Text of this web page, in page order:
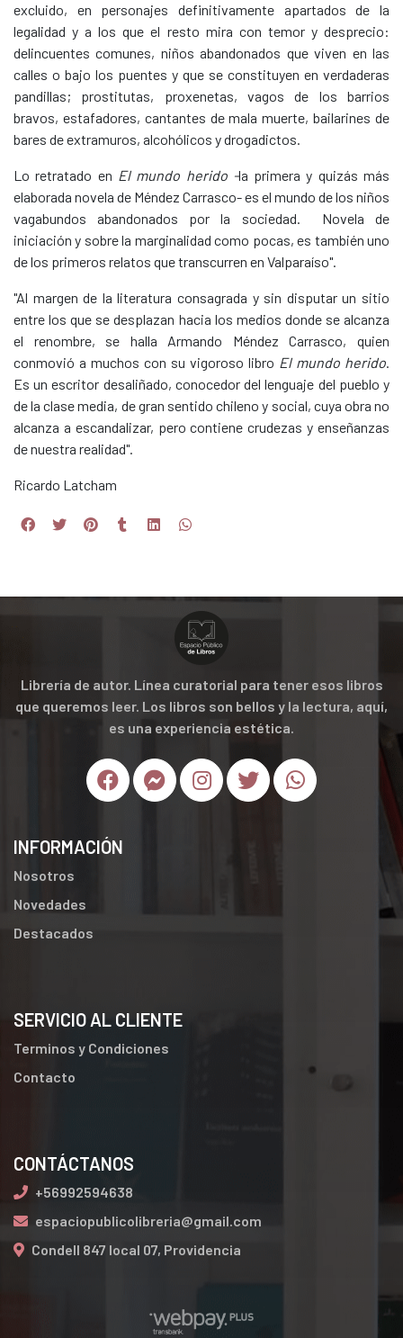
excluido, en personajes definitivamente apartados de la
legalidad y a los que el resto mira con temor y desprecio:
delincuentes comunes, niños abandonados que viven en las
calles o bajo los puentes y que se constituyen en verdaderas
pandillas; prostitutas, proxenetas, vagos de los barrios
bravos, estafadores, cantantes de mala muerte, bailarines de
bares de extramuros, alcohólicos y drogadictos.
Lo retratado en El mundo herido -la primera y quizás más
elaborada novela de Méndez Carrasco- es el mundo de los niños
vagabundos abandonados por la sociedad. Novela de
iniciación y sobre la marginalidad como pocas, es también uno
de los primeros relatos que transcurren en Valparaíso".
"Al margen de la literatura consagrada y sin disputar un sitio
entre los que se desplazan hacia los medios donde se alcanza
el renombre, se halla Armando Méndez Carrasco, quien
conmovió a muchos con su vigoroso libro El mundo herido.
Es un escritor desaliñado, conocedor del lenguaje del pueblo y
de la clase media, de gran sentido chileno y social, cuya obra no
alcanza a escandalizar, pero contiene crudezas y enseñanzas
de nuestra realidad".
Ricardo Latcham
Librería de autor. Línea curatorial para tener esos libros
que queremos leer. Los libros son bellos y la lectura, aquí,
es una experiencia estética.
INFORMACIÓN
Nosotros
Novedades
Destacados
SERVICIO AL CLIENTE
Terminos y Condiciones
Contacto
CONTÁCTANOS
+56992594638
espaciopublicolibreria@gmail.com
Condell 847 local 07, Providencia